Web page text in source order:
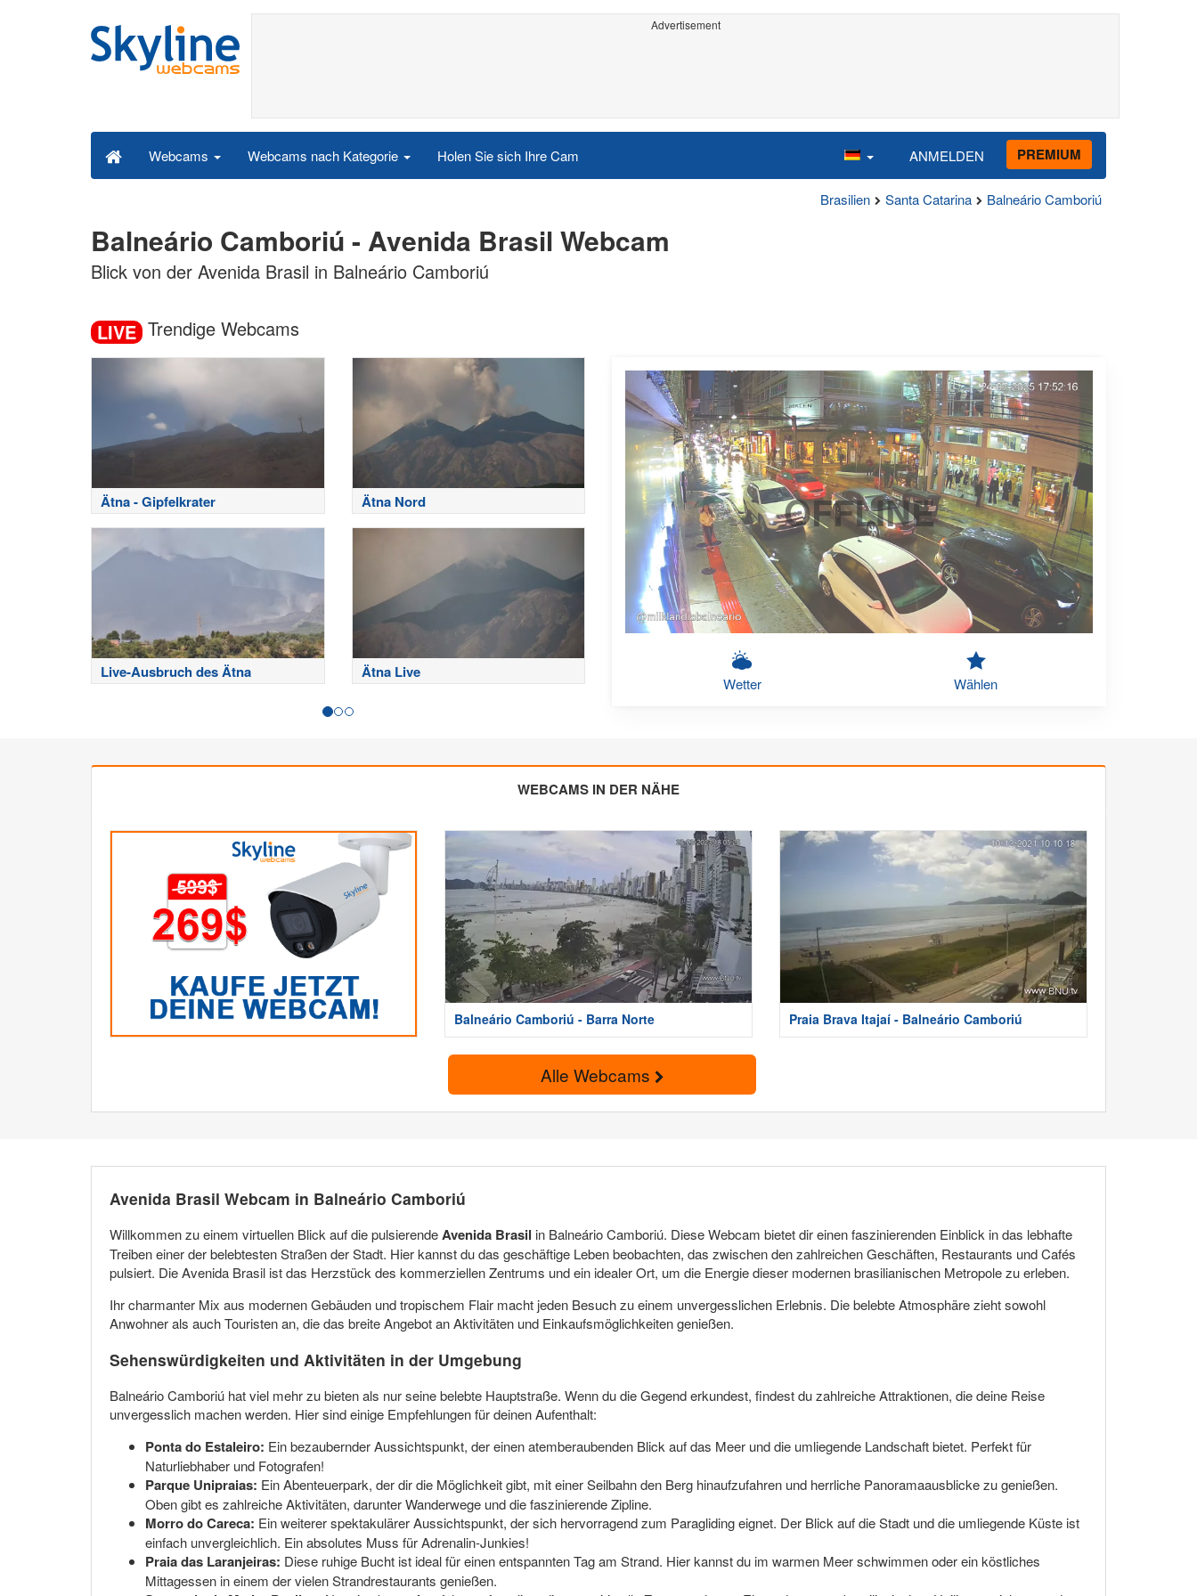
Advertisement
Webcams Webcams nach Kategorie Holen Sie sich Ihre Cam ANMELDEN PREMIUM
Brasilien Santa Catarina Balneário Camboriú
Balneário Camboriú - Avenida Brasil Webcam
Blick von der Avenida Brasil in Balneário Camboriú
LIVE Trendige Webcams
Ätna - Gipfelkrater Ätna Nord
Live-Ausbruch des Ätna Ätna Live
OFFLINE
Wetter Wählen
WEBCAMS IN DER NÄHE
Balneário Camboriú - Barra Norte Praia Brava Itajaí - Balneário Camboriú
Alle Webcams
Avenida Brasil Webcam in Balneário Camboriú
Willkommen zu einem virtuellen Blick auf die pulsierendeAvenida Brasil in Balneário Camboriú. Diese Webcam bietet dir einen faszinierenden Einblick in das lebhafte
Treiben einer der belebtesten Straßen der Stadt. Hier kannst du das geschäftige Leben beobachten, das zwischen den zahlreichen Geschäften, Restaurants und Cafés
pulsiert. Die Avenida Brasil ist das Herzstück des kommerziellen Zentrums und ein idealer Ort, um die Energie dieser modernen brasilianischen Metropole zu erleben.
Ihr charmanter Mix aus modernen Gebäuden und tropischem Flair macht jeden Besuch zu einem unvergesslichen Erlebnis. Die belebte Atmosphäre zieht sowohl
Anwohner als auch Touristen an, die das breite Angebot an Aktivitäten und Einkaufsmöglichkeiten genießen.
Sehenswürdigkeiten und Aktivitäten in der Umgebung
Balneário Camboriú hat viel mehr zu bieten als nur seine belebte Hauptstraße. Wenn du die Gegend erkundest, findest du zahlreiche Attraktionen, die deine Reise
unvergesslich machen werden. Hier sind einige Empfehlungen für deinen Aufenthalt:
Ponta do Estaleiro: Ein bezaubernder Aussichtspunkt, der einen atemberaubenden Blick auf das Meer und die umliegende Landschaft bietet. Perfekt für
Naturliebhaber und Fotografen!
Parque Unipraias: Ein Abenteuerpark, der dir die Möglichkeit gibt, mit einer Seilbahn den Berg hinaufzufahren und herrliche Panoramaausblicke zu genießen.
Oben gibt es zahlreiche Aktivitäten, darunter Wanderwege und die faszinierende Zipline.
Morro do Careca: Ein weiterer spektakulärer Aussichtspunkt, der sich hervorragend zum Paragliding eignet. Der Blick auf die Stadt und die umliegende Küste ist
einfach unvergleichlich. Ein absolutes Muss für Adrenalin-Junkies!
Praia das Laranjeiras: Diese ruhige Bucht ist ideal für einen entspannten Tag am Strand. Hier kannst du im warmen Meer schwimmen oder ein köstliches
Mittagessen in einem der vielen Strandrestaurants genießen.